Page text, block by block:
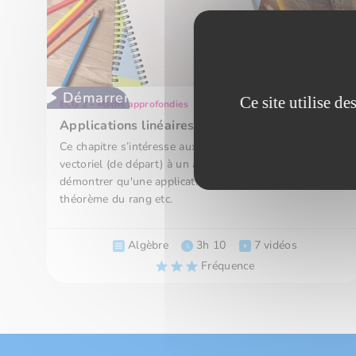
Démarrer
ECG 2 - Maths approfondies
Applications linéaires
Ce chapitre s’intéresse aux applications d’un espace
vectoriel (de départ) à un autre (d’arrivée). Savoir
démontrer qu'une application est linéaire, utiliser le
théorème du rang etc.
Algèbre 3h 10
7 vidéos
Fréquence
Ce site utilise